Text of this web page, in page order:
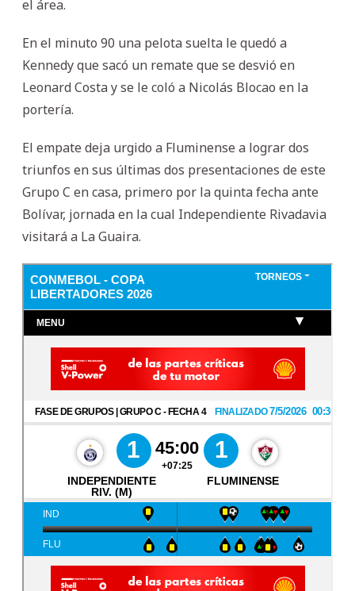
el área.
En el minuto 90 una pelota suelta le quedó a
Kennedy que sacó un remate que se desvió en
Leonard Costa y se le coló a Nicolás Blocao en la
portería.
El empate deja urgido a Fluminense a lograr dos
triunfos en sus últimas dos presentaciones de este
Grupo C en casa, primero por la quinta fecha ante
Bolívar, jornada en la cual Independiente Rivadavia
visitará a La Guaira.